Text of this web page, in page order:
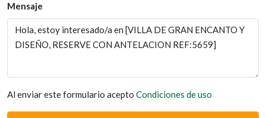
Mensaje
Al enviar este formulario acepto Condiciones de uso